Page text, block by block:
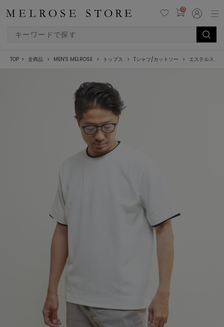
0
TOP 全商品 MEN'S MELROSE トップス Tシャツ/カットソー エステルスパ